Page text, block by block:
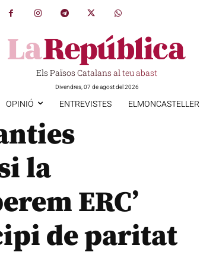
Els Països Catalans al teu abast
Divendres, 07 de agost del 2026
OPINIÓ ENTREVISTES ELMONCASTELLER
la
ERC’
de paritat